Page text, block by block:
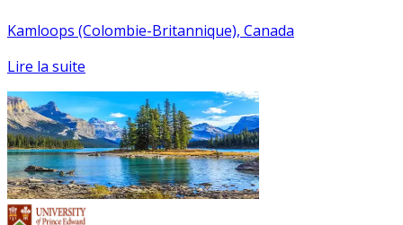
Kamloops (Colombie-Britannique), Canada
Lire la suite